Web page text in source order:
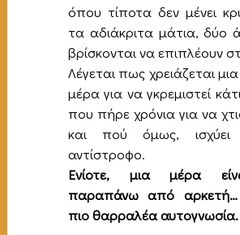
όπου τίποτα δεν μένει
τα αδιάκριτα μάτια, δύο
βρίσκονται να επιπλέουν
Λέγεται πως χρειάζεται
μέρα για να γκρεμιστεί
που πήρε χρόνια για να
και πού όμως,
αντίστροφο.
Ενίοτε, μια μέρα
παραπάνω από αρκετή…
πιο θαρραλέα αυτογνωσία.